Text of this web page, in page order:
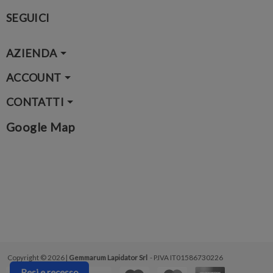
SEGUICI
AZIENDA
ACCOUNT
CONTATTI
Google Map
Copyright © 2026 | Gemmarum Lapidator Srl - P.IVA IT01586730226